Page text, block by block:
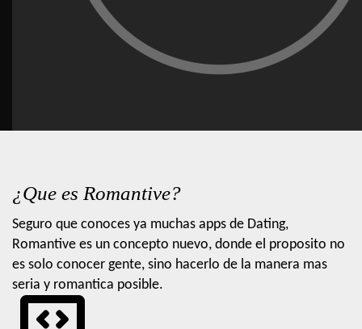
¿Que es Romantive?
Seguro que conoces ya muchas apps de Dating,
Romantive es un concepto nuevo, donde el proposito no
es solo conocer gente, sino hacerlo de la manera mas
seria y romantica posible.